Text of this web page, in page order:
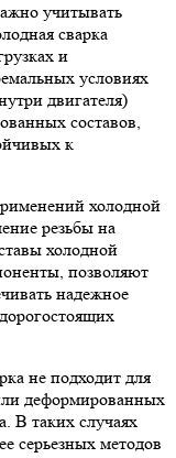
учитывать
сварка
и
условиях
двигателя)
составов,
к
холодной
резьбы на
холодной
позволяют
надежное
не подходит для
деформированных
В таких случаях
серьезных методов